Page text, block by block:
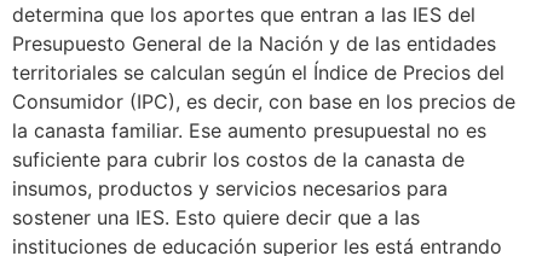
determina que los aportes que entran a las IES del
Presupuesto General de la Nación y de las entidades
territoriales se calculan según el Índice de Precios del
Consumidor (IPC), es decir, con base en los precios de
la canasta familiar. Ese aumento presupuestal no es
suficiente para cubrir los costos de la canasta de
insumos, productos y servicios necesarios para
sostener una IES. Esto quiere decir que a las
instituciones de educación superior les está entrando